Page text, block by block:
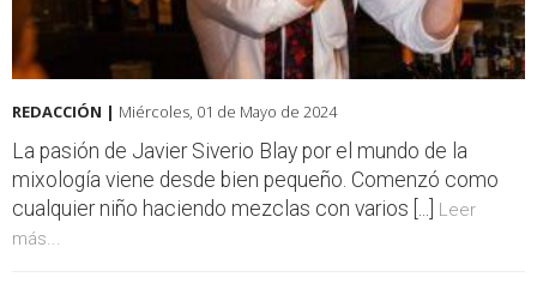
REDACCIÓN | Miércoles, 01 de Mayo de 2024
La pasión de Javier Siverio Blay por el mundo de la
mixología viene desde bien pequeño. Comenzó como
cualquier niño haciendo mezclas con varios [...] Leer
más...